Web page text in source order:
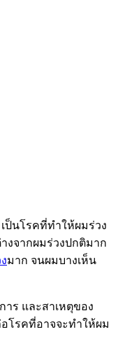
ป็นโรคที่ทำให้ผมร่วง
งจากผมร่วงปกติมาก
มาก จนผมบางเห็น
ร และสาเหตุของ
โรคที่อาจจะทำให้ผม